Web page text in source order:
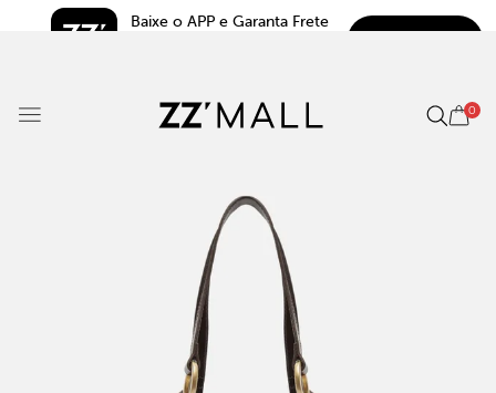
Baixe o APP e Garanta Frete
0